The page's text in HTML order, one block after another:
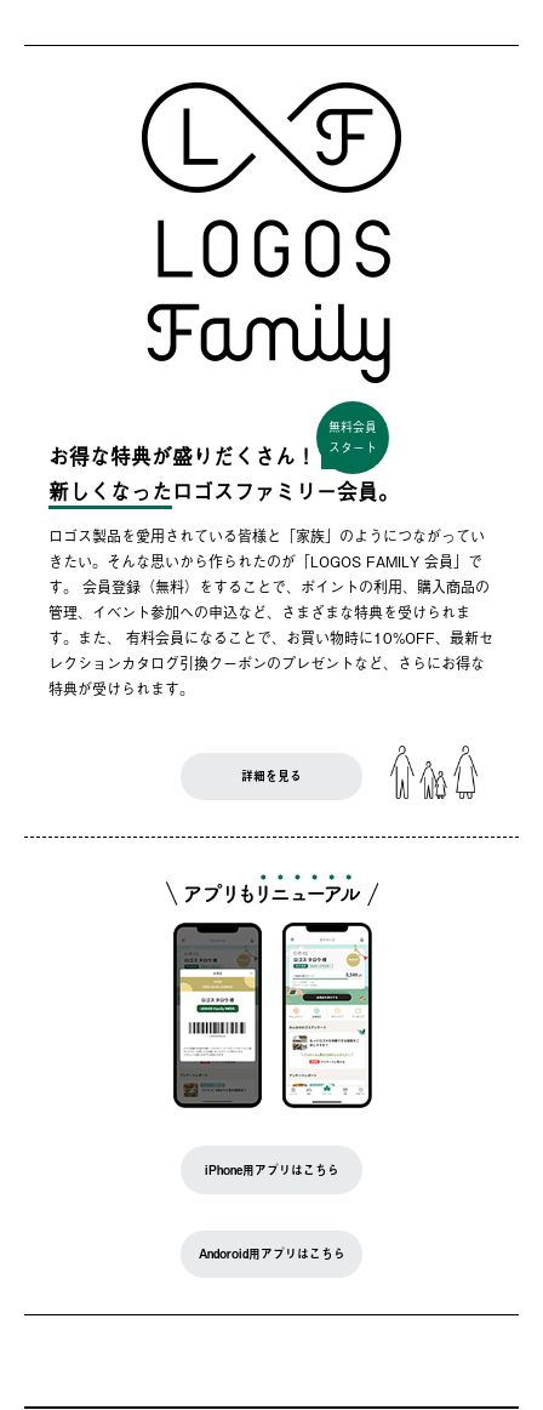
お得な特典が盛りだくさん！
無料会員
スタート
新しくなった ロゴスファミリー会員。
ロゴス製品を愛用されている皆様と「家族」のようにつながってい
きたい。そんな思いから作られたのが「LOGOS FAMILY 会員」で
す。 会員登録（無料）をすることで、ポイントの利用、購入商品の
管理、イベント参加への申込など、さまざまな特典を受けられま
す。また、 有料会員になることで、お買い物時に10%OFF、最新セ
レクションカタログ引換クーポンのプレゼントなど、さらにお得な
特典が受けられます。
詳細を見る
iPhone用アプリはこちら
Andoroid用アプリはこちら